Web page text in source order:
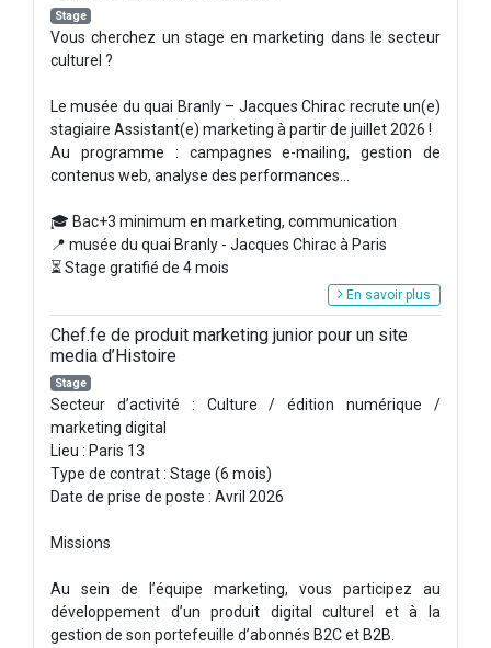
Stage
Vous cherchez un stage en marketing dans le secteur
culturel ?
Le musée du quai Branly – Jacques Chirac recrute un(e)
stagiaire Assistant(e) marketing à partir de juillet 2026 !
Au programme : campagnes e-mailing, gestion de
contenus web, analyse des performances...
🎓 Bac+3 minimum en marketing, communication
📍 musée du quai Branly - Jacques Chirac à Paris
⏳ Stage gratifié de 4 mois
En savoir plus
Chef.fe de produit marketing junior pour un site
media d’Histoire
Stage
Secteur d’activité : Culture / édition numérique /
marketing digital
Lieu : Paris 13
Type de contrat : Stage (6 mois)
Date de prise de poste : Avril 2026
Missions
Au sein de l’équipe marketing, vous participez au
développement d’un produit digital culturel et à la
gestion de son portefeuille d’abonnés B2C et B2B.